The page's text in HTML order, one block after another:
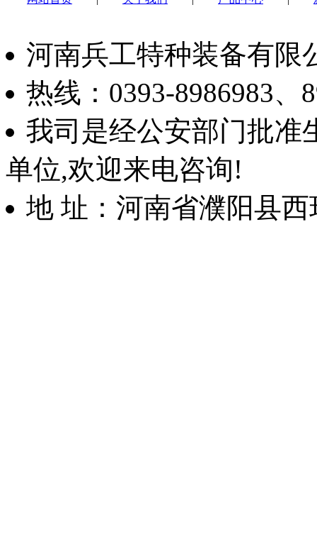
河南兵工特种装备有限
热线：0393-8986983、
我司是经公安部门批准
单位,欢迎来电咨询!
地 址：河南省濮阳县